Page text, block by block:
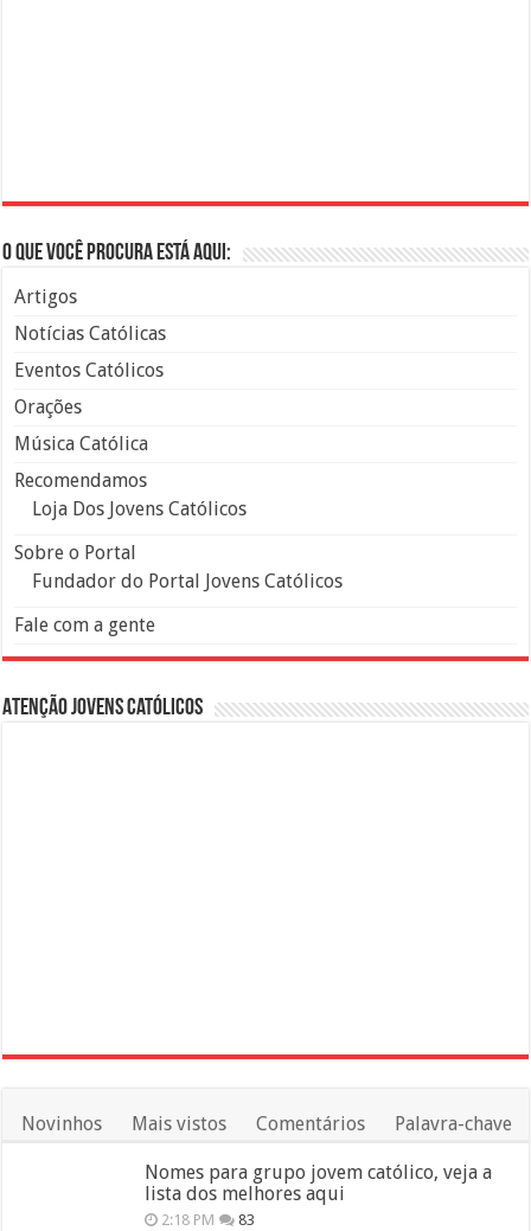
O que você procura está aqui:
Artigos
Notícias Católicas
Eventos Católicos
Orações
Música Católica
Recomendamos
Loja Dos Jovens Católicos
Sobre o Portal
Fundador do Portal Jovens Católicos
Fale com a gente
Atenção Jovens Católicos
Novinhos Mais vistos Comentários Palavra-chave
Nomes para grupo jovem católico, veja a
lista dos melhores aqui
2:18 PM 83